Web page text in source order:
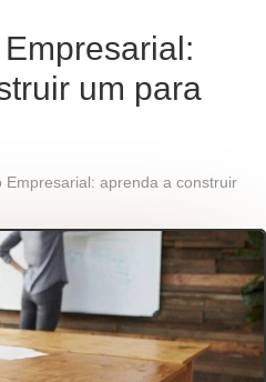
um para
Empresarial: aprenda a construir